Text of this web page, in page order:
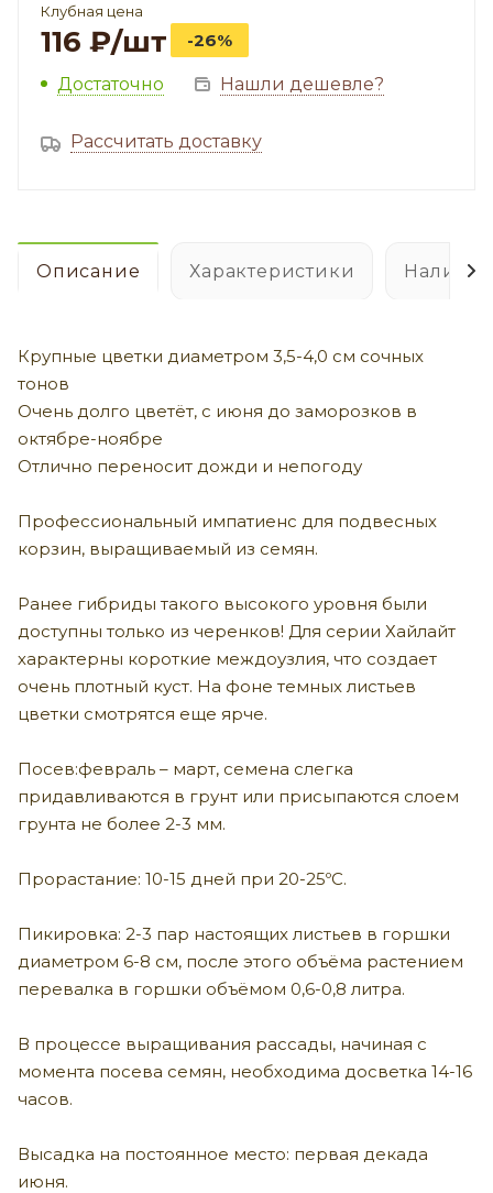
Клубная цена
116 ₽/шт -26%
Достаточно Нашли дешевле?
Рассчитать доставку
Описание Характеристики
Крупные цветки диаметром 3,5-4,0 см сочных
тонов
Очень долго цветёт, с июня до заморозков в
октябре-ноябре
Отлично переносит дожди и непогоду
Профессиональный импатиенс для подвесных
корзин, выращиваемый из семян.
Ранее гибриды такого высокого уровня были
доступны только из черенков! Для серии Хайлайт
характерны короткие междоузлия, что создает
очень плотный куст. На фоне темных листьев
цветки смотрятся еще ярче.
Посев:февраль – март, семена слегка
придавливаются в грунт или присыпаются слоем
грунта не более 2-3 мм.
Прорастание: 10-15 дней при 20-25ºС.
Пикировка: 2-3 пар настоящих листьев в горшки
диаметром 6-8 см, после этого объёма растением
перевалка в горшки объёмом 0,6-0,8 литра.
В процессе выращивания рассады, начиная с
момента посева семян, необходима досветка 14-16
часов.
Высадка на постоянное место: первая декада
июня.